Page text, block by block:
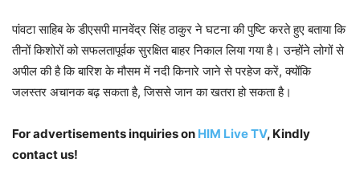
पांवटा साहिब के डीएसपी मानवेंद्र सिंह ठाकुर ने घटना की पुष्टि करते हुए बताया कि
तीनों किशोरों को सफलतापूर्वक सुरक्षित बाहर निकाल लिया गया है। उन्होंने लोगों से
अपील की है कि बारिश के मौसम में नदी किनारे जाने से परहेज करें, क्योंकि
जलस्तर अचानक बढ़ सकता है, जिससे जान का खतरा हो सकता है।
For advertisements inquiries on HIM Live TV, Kindly
contact us!